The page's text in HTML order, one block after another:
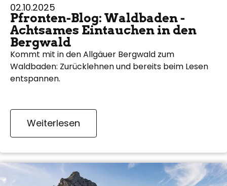
02.10.2025
Pfronten-Blog: Waldbaden -
Achtsames Eintauchen in den
Bergwald
Kommt mit in den Allgäuer Bergwald zum
Waldbaden: Zurücklehnen und bereits beim Lesen
entspannen.
Weiterlesen